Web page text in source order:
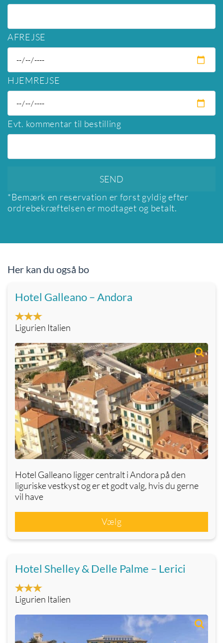
AFREJSE
HJEMREJSE
Evt. kommentar til bestilling
*Bemærk en reservation er først gyldig efter
ordrebekræftelsen er modtaget og betalt.
Her kan du også bo
Hotel Galleano – Andora
Ligurien Italien
Hotel Galleano ligger centralt i Andora på den
liguriske vestkyst og er et godt valg, hvis du gerne
vil have
Vælg
Hotel Shelley & Delle Palme – Lerici
Ligurien Italien